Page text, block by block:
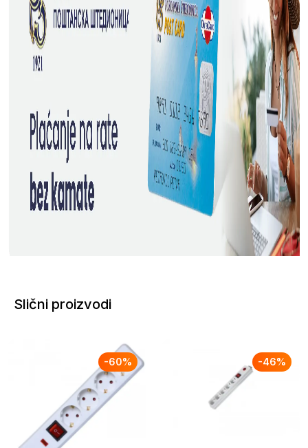
Slični proizvodi
-60% -46%